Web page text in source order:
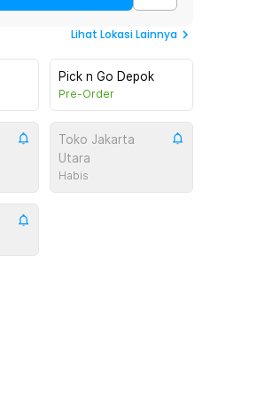
Lihat Lokasi Lainnya
Pick n Go Depok
Pre-Order
Toko Jakarta
Utara
Habis